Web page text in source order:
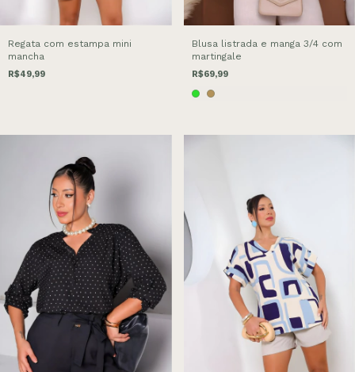
Regata com estampa mini
mancha
R$49,99
Blusa listrada e manga 3/4 com
martingale
R$69,99